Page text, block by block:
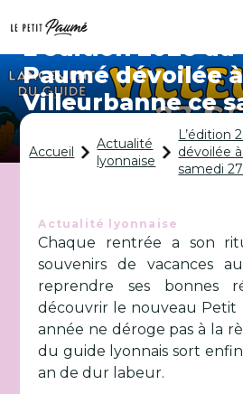
L’édition 2026
Paumé dévoilée à
Villeurbanne ce
Accueil
Actualité
lyonnaise
L’édition
dévoilée
samedi
Actualité lyonnaise
Chaque rentrée a son
souvenirs de vacances
reprendre ses bonnes
découvrir le nouveau Petit
année ne déroge pas à la
du guide lyonnais sort
an de dur labeur.